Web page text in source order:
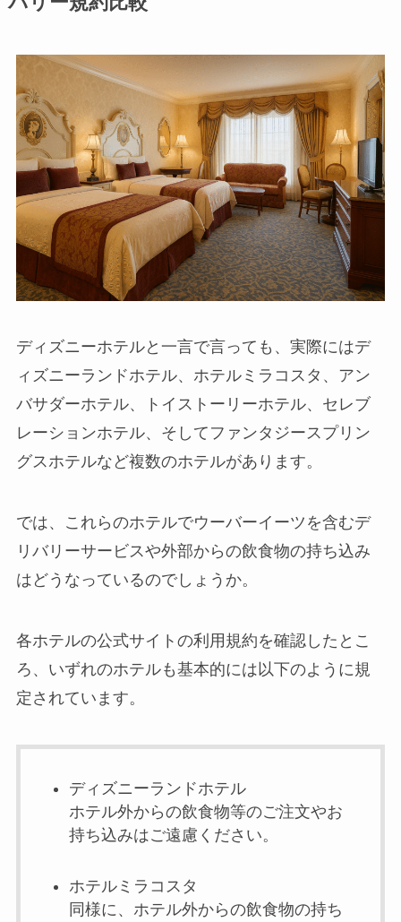
ディズニーホテルと一言で言っても、実際にはデ
ィズニーランドホテル、ホテルミラコスタ、アン
バサダーホテル、トイストーリーホテル、セレブ
レーションホテル、そしてファンタジースプリン
グスホテルなど複数のホテルがあります。
では、これらのホテルでウーバーイーツを含むデ
リバリーサービスや外部からの飲食物の持ち込み
はどうなっているのでしょうか。
各ホテルの公式サイトの利用規約を確認したとこ
ろ、いずれのホテルも基本的には以下のように規
定されています。
ディズニーランドホテル
ホテル外からの飲食物等のご注文やお
持ち込みはご遠慮ください。
ホテルミラコスタ
同様に、ホテル外からの飲食物の持ち